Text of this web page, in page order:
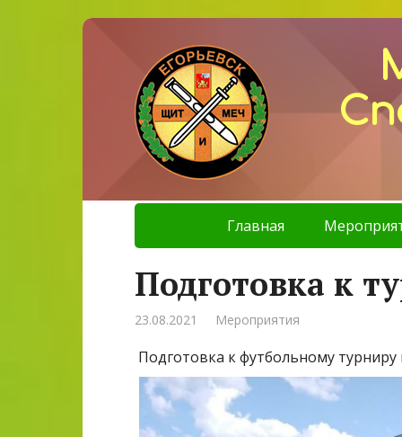
Главная
Подготовка к
23.08.2021 Мероприятия
Подготовка к футбольному